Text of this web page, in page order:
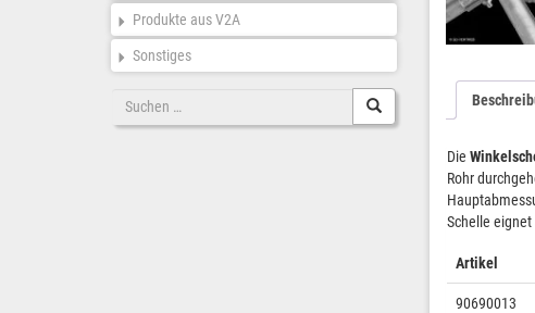
Produkte aus V2A
Sonstiges
Suche
Die
Rohr
Schelle
Artikel
90690013